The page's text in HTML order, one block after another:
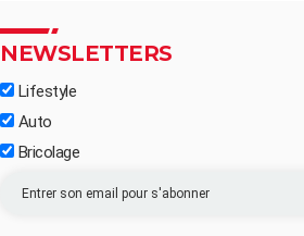
NEWSLETTERS
Lifestyle
Auto
Bricolage